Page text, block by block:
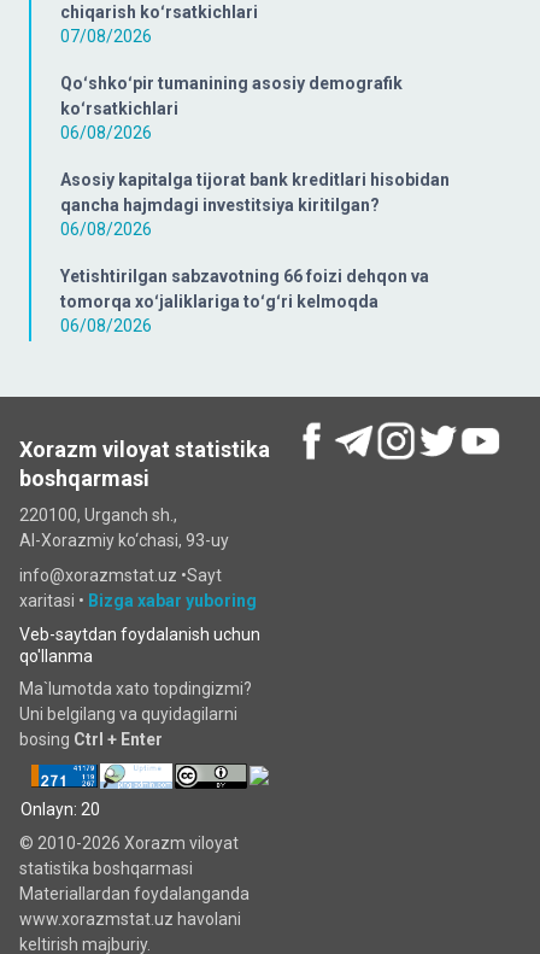
chiqarish koʻrsatkichlari
07/08/2026
Qoʻshkoʻpir tumanining asosiy demografik
koʻrsatkichlari
06/08/2026
Asosiy kapitalga tijorat bank kreditlari hisobidan
qancha hajmdagi investitsiya kiritilgan?
06/08/2026
Yetishtirilgan sabzavotning 66 foizi dehqon va
tomorqa xoʻjaliklariga toʻgʻri kelmoqda
06/08/2026
Xorazm viloyat statistika
boshqarmasi
220100, Urganch sh.,
Al-Xorazmiy ko‘chаsi, 93-uy
info@xorazmstat.uz •Sayt
xaritasi • Bizga xabar yuboring
Veb-saytdan foydalanish uchun
qo'llanma
Ma`lumotda xato topdingizmi?
Uni belgilang va quyidagilarni
bosing Ctrl + Enter
Onlayn: 20
© 2010-2026 Xorazm viloyat
statistika boshqarmasi
Materiallardan foydalanganda
www.xorazmstat.uz havolani
keltirish majburiy.